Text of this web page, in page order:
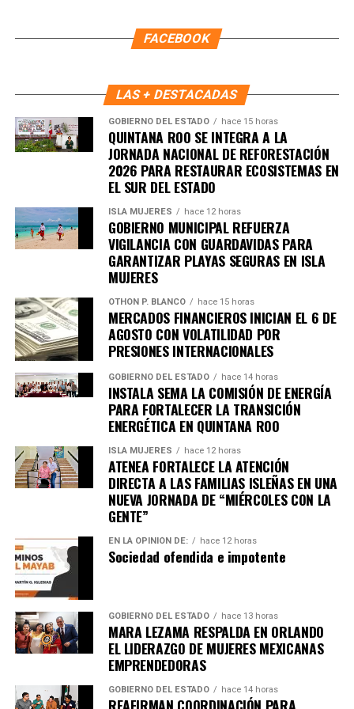
5. UE y Mercosur ultiman detalles
para firmar acuerdo histórico
Representantes de Brasil, Argentina, Paraguay y Uruguay
se reunieron con autoridades europeas para cerrar los
últimos puntos delacuerdo comercial UE–Mercosur
cuya firma está prevista para mañana. El pacto es
considerado uno de los más amplios de la última década.
6. Inundaciones dejan más de cien
muertos en el sur de África
Lluvias torrenciales provocaron
100 fallecidos y miles de viviendas destruidas. Equipos
de rescate continúan trabajando en zonas incomunicadas.
7. Uganda vive jornada violenta tras
arresto de Bobi Wine
Al menos siete personas murieron en enfrentamientos
entre manifestantes y fuerzas de seguridad luego de la
detención del líder opositorBobi Wine, trasladado en
helicóptero a un destino no revelado. Organizaciones
internacionales expresaron preocupación por el clima
8. Expresidente surcoreano Yoon
Suk Yeol es condenado a cinco años
Un tribunal de Corea del Sur sentenció al exmandatario a
cinco años de prisiónpor obstrucción de justicia
relacionada con la declaración de ley marcial en 2024. La
defensa anunció que apelará el fallo.
FACEBOOK
LAS + DESTACADAS
GOBIERNO DEL ESTADO hace 15 horas
QUINTANA ROO SE INTEGRA A LA
JORNADA NACIONAL DE REFORESTACIÓN
2026 PARA RESTAURAR ECOSISTEMAS EN
EL SUR DEL ESTADO
ISLA MUJERES hace 12 horas
GOBIERNO MUNICIPAL REFUERZA
VIGILANCIA CON GUARDAVIDAS PARA
GARANTIZAR PLAYAS SEGURAS EN ISLA
MUJERES
OTHON P. BLANCO hace 15 horas
MERCADOS FINANCIEROS INICIAN EL 6 DE
AGOSTO CON VOLATILIDAD POR
PRESIONES INTERNACIONALES
GOBIERNO DEL ESTADO hace 14 horas
INSTALA SEMA LA COMISIÓN DE ENERGÍA
PARA FORTALECER LA TRANSICIÓN
ENERGÉTICA EN QUINTANA ROO
ISLA MUJERES hace 12 horas
ATENEA FORTALECE LA ATENCIÓN
DIRECTA A LAS FAMILIAS ISLEÑAS EN UNA
NUEVA JORNADA DE “MIÉRCOLES CON LA
GENTE”
EN LA OPINIÓN DE: hace 12 horas
Sociedad ofendida e impotente
GOBIERNO DEL ESTADO hace 13 horas
MARA LEZAMA RESPALDA EN ORLANDO
EL LIDERAZGO DE MUJERES MEXICANAS
EMPRENDEDORAS
GOBIERNO DEL ESTADO hace 14 horas
REAFIRMAN COORDINACIÓN PARA